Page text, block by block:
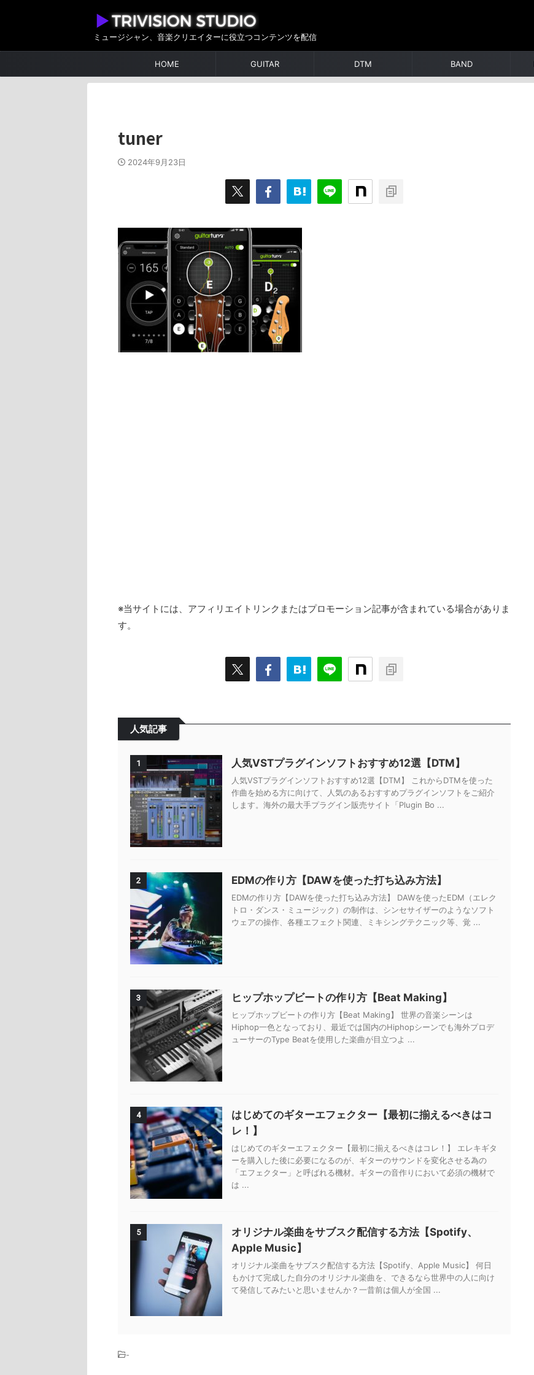
ミュージシャン、音楽クリエイターに役立つコンテンツを配信
HOME GUITAR DTM BAND
tuner
2024年9月23日
※当サイトには、アフィリエイトリンクまたはプロモーション記事が含まれている場合がありま
す。
人気記事
1 人気VSTプラグインソフトおすすめ12選【DTM】
人気VSTプラグインソフトおすすめ12選【DTM】 これからDTMを使った
作曲を始める方に向けて、人気のあるおすすめプラグインソフトをご紹介
します。海外の最大手プラグイン販売サイト「Plugin Bo ...
2 EDMの作り方【DAWを使った打ち込み方法】
EDMの作り方【DAWを使った打ち込み方法】 DAWを使ったEDM（エレク
トロ・ダンス・ミュージック）の制作は、シンセサイザーのようなソフト
ウェアの操作、各種エフェクト関連、ミキシングテクニック等、覚 ...
3 ヒップホップビートの作り方【Beat Making】
ヒップホップビートの作り方【Beat Making】 世界の音楽シーンは
Hiphop一色となっており、最近では国内のHiphopシーンでも海外プロデ
ューサーのType Beatを使用した楽曲が目立つよ ...
4
はじめてのギターエフェクター【最初に揃えるべきはコ
レ！】
はじめてのギターエフェクター【最初に揃えるべきはコレ！】 エレキギタ
ーを購入した後に必要になるのが、ギターのサウンドを変化させる為の
「エフェクター」と呼ばれる機材。ギターの音作りにおいて必須の機材で
は ...
5
オリジナル楽曲をサブスク配信する方法【Spotify、
Apple Music】
オリジナル楽曲をサブスク配信する方法【Spotify、Apple Music】 何日
もかけて完成した自分のオリジナル楽曲を、できるなら世界中の人に向け
て発信してみたいと思いませんか？一昔前は個人が全国 ...
-